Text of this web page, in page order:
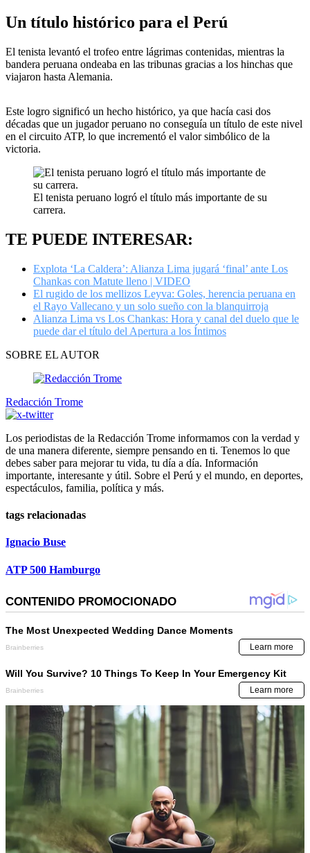
Un título histórico para el Perú
El tenista levantó el trofeo entre lágrimas contenidas, mientras la
bandera peruana ondeaba en las tribunas gracias a los hinchas que
viajaron hasta Alemania.
Este logro significó un hecho histórico, ya que hacía casi dos
décadas que un jugador peruano no conseguía un título de este nivel
en el circuito ATP, lo que incrementó el valor simbólico de la
victoria.
El tenista peruano logró el título más importante de su
carrera.
TE PUEDE INTERESAR:
Explota ‘La Caldera’: Alianza Lima jugará ‘final’ ante Los
Chankas con Matute lleno | VIDEO
El rugido de los mellizos Leyva: Goles, herencia peruana en
el Rayo Vallecano y un solo sueño con la blanquirroja
Alianza Lima vs Los Chankas: Hora y canal del duelo que le
puede dar el título del Apertura a los Íntimos
SOBRE EL AUTOR
Redacción Trome
Los periodistas de la Redacción Trome informamos con la verdad y
de una manera diferente, siempre pensando en ti. Tenemos lo que
debes saber para mejorar tu vida, tu día a día. Información
importante, interesante y útil. Sobre el Perú y el mundo, en deportes,
espectáculos, familia, política y más.
tags relacionadas
Ignacio Buse
ATP 500 Hamburgo